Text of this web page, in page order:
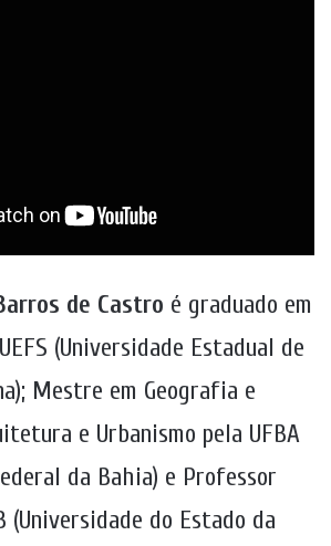
de Castro é graduado em
(Universidade Estadual de
Mestre em Geografia e
e Urbanismo pela UFBA
da Bahia) e Professor
(Universidade do Estado da